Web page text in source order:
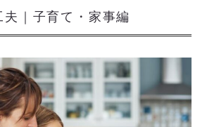
｜子育て・家事編